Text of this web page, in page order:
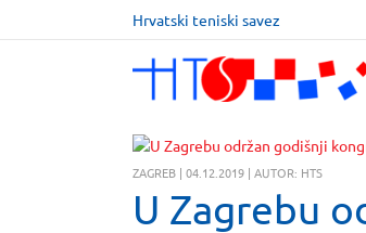
Hrvatski teniski savez
ZAGREB | 04.12.2019 | AUTOR: HTS
U Zagrebu